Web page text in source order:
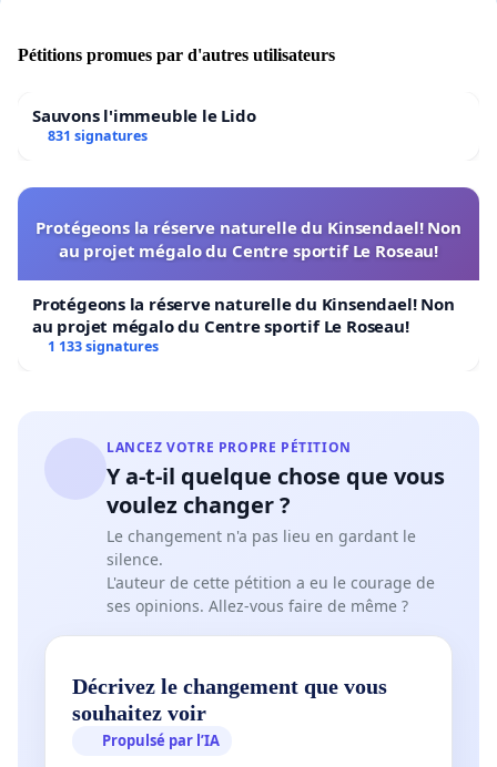
Pétitions promues par d'autres utilisateurs
Sauvons l'immeuble le Lido
831 signatures
Protégeons la réserve naturelle du Kinsendael! Non
au projet mégalo du Centre sportif Le Roseau!
Protégeons la réserve naturelle du Kinsendael! Non
au projet mégalo du Centre sportif Le Roseau!
1 133 signatures
LANCEZ VOTRE PROPRE PÉTITION
Y a-t-il quelque chose que vous
voulez changer ?
Le changement n'a pas lieu en gardant le
silence.
L'auteur de cette pétition a eu le courage de
ses opinions. Allez-vous faire de même ?
Décrivez le changement que vous
souhaitez voir
Propulsé par l’IA